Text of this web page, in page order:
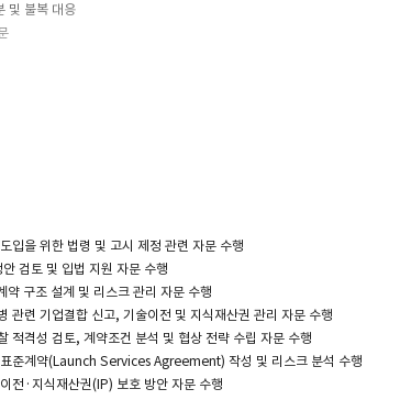
및 불복 대응
구조 설계
발 및 기술이전 자문
터 활용 자문
자문
입을 위한 법령 및 고시 제정 관련 자문 수행
검토 및 입법 지원 자문 수행
구조 설계 및 리스크 관리 자문 수행
관련 기업결합 신고, 기술이전 및 지식재산권 관리 자문 수행
적격성 검토, 계약조건 분석 및 협상 전략 수립 자문 수행
준계약(Launch Services Agreement) 작성 및 리스크 분석 수행
전·지식재산권(IP) 보호 방안 자문 수행